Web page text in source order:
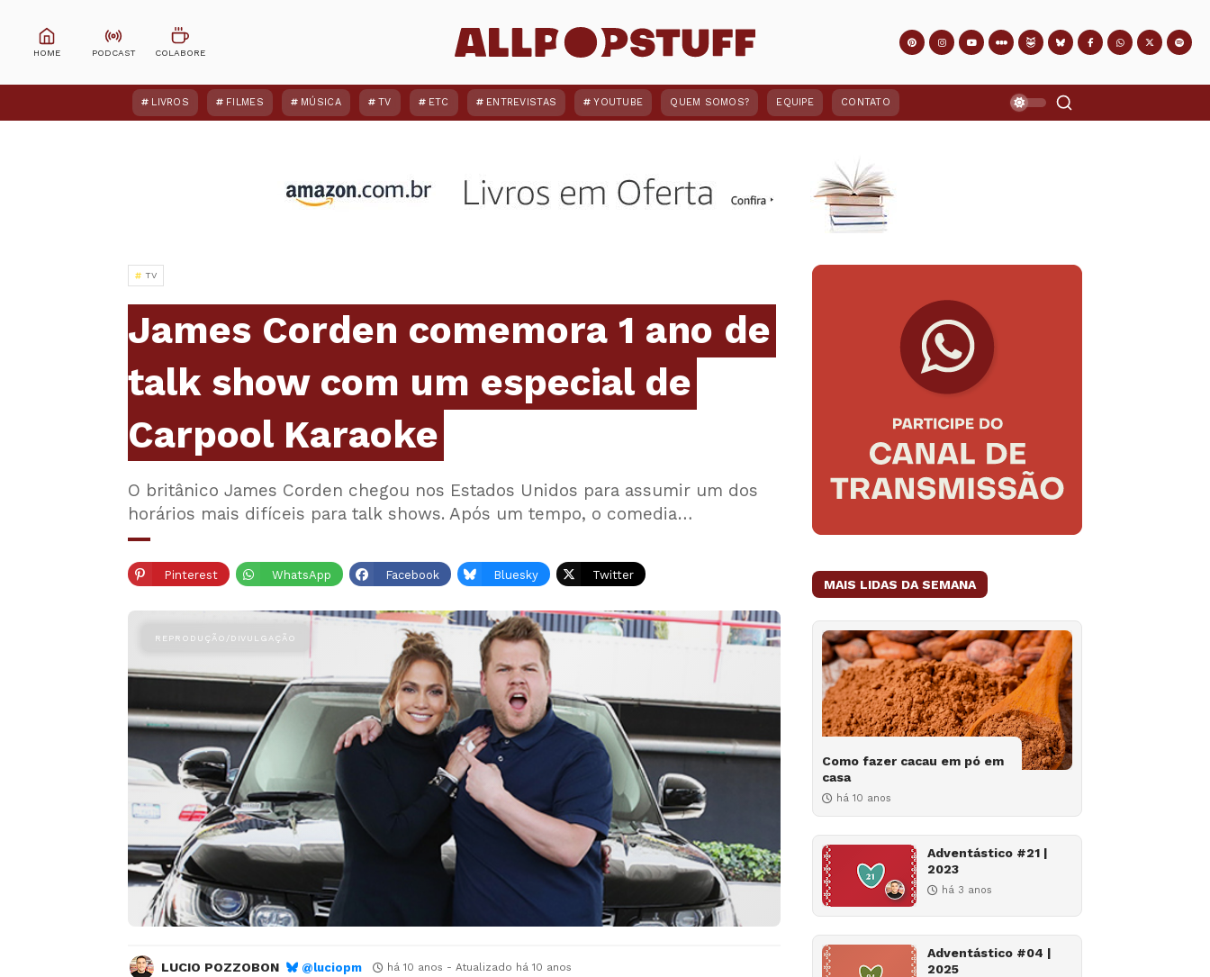
LIVROS FILMES MÚSICA TV ETC ENTREVISTAS YOUTUBE QUEM SOMOS? EQUIPE CONTATO
TV
James Corden comemora 1 ano de
talk show com um especial de
Carpool Karaoke
O britânico James Corden chegou nos Estados Unidos para assumir um dos
horários mais difíceis para talk shows. Após um tempo, o comedia…
Pinterest WhatsApp Facebook Bluesky Twitter
LUCIO POZZOBON @luciopm há 10 anos - Atualizado há 10 anos
MAIS LIDAS DA SEMANA
Como fazer cacau em pó em
casa
há 10 anos
Adventástico #21 |
2023
há 3 anos
Adventástico #04 |
2025